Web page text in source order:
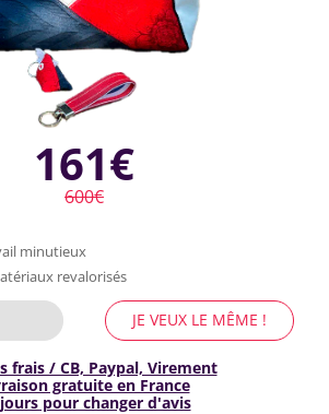
161€
600€
minutieux
revalorisés
JE VEUX LE MÊME !
frais / CB, Paypal, Virement
gratuite en France
pour changer d'avis